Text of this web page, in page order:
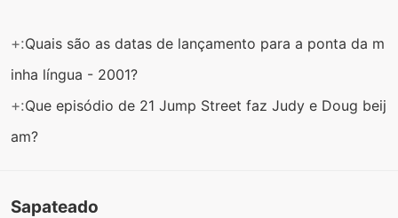
+:Quais são as datas de lançamento para a ponta da m
inha língua - 2001?
+:Que episódio de 21 Jump Street faz Judy e Doug beij
am?
Sapateado